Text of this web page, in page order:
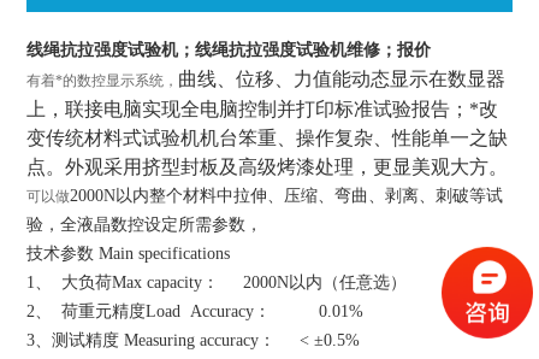
线绳抗拉强度试验机；线绳抗拉强度试验机维修；报价
有着*的数控显示系统， 曲线、位移、力值能动态显示在数显器
上，联接电脑实现全电脑控制并打印标准试验报告；*改
变传统材料式试验机机台笨重、操作复杂、性能单一之缺
点。外观采用挤型封板及高级烤漆处理，更显美观大方。
可以做2000N以内整个材料中拉伸、压缩、弯曲、剥离、刺破等试
验，全液晶数控设定所需参数，
技术参数 Main specifications
1、 大负荷Max capacity ： 2000N以内（任意选）
2、 荷重元精度Load Accuracy ：
0.01%
3、测试精度 Measuring accuracy ：
< ±0.5%